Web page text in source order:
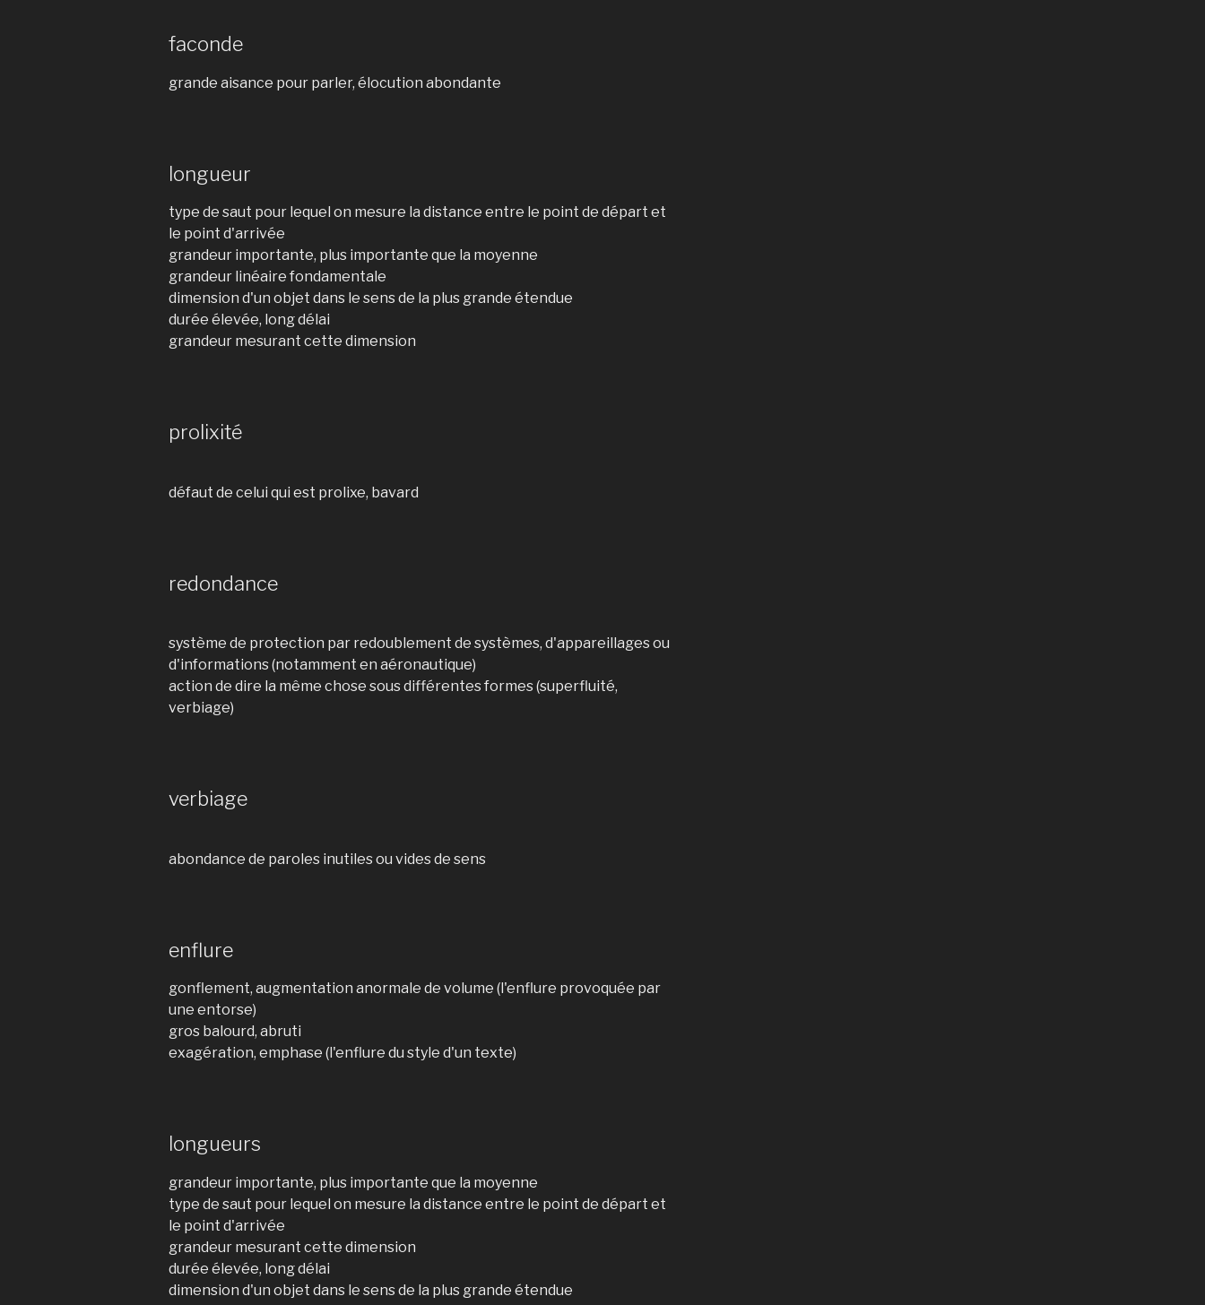
faconde
grande aisance pour parler, élocution abondante
longueur
type de saut pour lequel on mesure la distance entre le point de départ et
le point d'arrivée
grandeur importante, plus importante que la moyenne
grandeur linéaire fondamentale
dimension d'un objet dans le sens de la plus grande étendue
durée élevée, long délai
grandeur mesurant cette dimension
prolixité
défaut de celui qui est prolixe, bavard
redondance
système de protection par redoublement de systèmes, d'appareillages ou
d'informations (notamment en aéronautique)
action de dire la même chose sous différentes formes (superfluité,
verbiage)
verbiage
abondance de paroles inutiles ou vides de sens
enflure
gonflement, augmentation anormale de volume (l'enflure provoquée par
une entorse)
gros balourd, abruti
exagération, emphase (l'enflure du style d'un texte)
longueurs
grandeur importante, plus importante que la moyenne
type de saut pour lequel on mesure la distance entre le point de départ et
le point d'arrivée
grandeur mesurant cette dimension
durée élevée, long délai
dimension d'un objet dans le sens de la plus grande étendue